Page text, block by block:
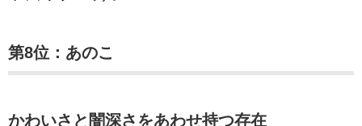
第8位：あのこ
かわいさと闇深さをあわせ持つ存在